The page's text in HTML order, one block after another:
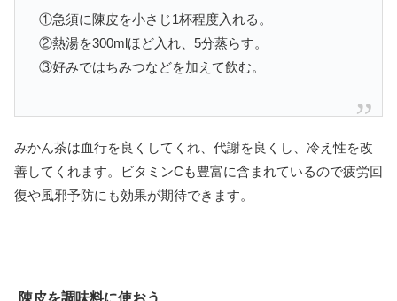
①急須に陳皮を小さじ1杯程度入れる。
②熱湯を300mlほど入れ、5分蒸らす。
③好みではちみつなどを加えて飲む。
みかん茶は血行を良くしてくれ、代謝を良くし、冷え性を改
善してくれます。ビタミンCも豊富に含まれているので疲労回
復や風邪予防にも効果が期待できます。
陳皮を調味料に使おう